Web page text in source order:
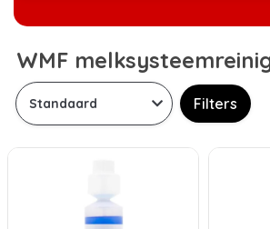
WMF
Filters